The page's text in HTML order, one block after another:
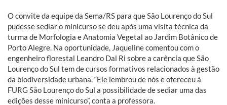
O convite da equipe da Sema/RS para que São Lourenço do Sul
pudesse sediar o minicurso se deu após uma visita técnica da
turma de Morfologia e Anatomia Vegetal ao Jardim Botânico de
Porto Alegre. Na oportunidade, Jaqueline comentou com o
engenheiro florestal Leandro Dal Ri sobre a carência que São
Lourenço do Sul tem de cursos formativos relacionados à gestão
da biodiversidade urbana. “Ele lembrou de nós e ofereceu à
FURG São Lourenço do Sul a possibilidade de sediar uma das
edições desse minicurso”, conta a professora.